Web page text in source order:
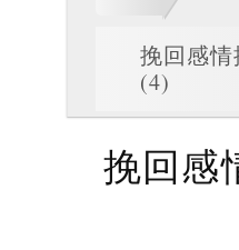
挽回感
(4)
挽回感